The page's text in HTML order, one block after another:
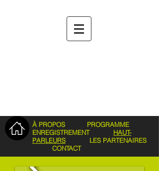
À PROPOS
PROGRAMME
ENREGISTREMENT
HAUT-
PARLEURS
LES PARTENAIRES
CONTACT